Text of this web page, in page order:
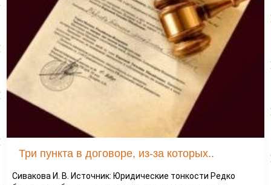
Три пункта в договоре, из-за которых..
Сивакова И. В. Источник: Юридические тонкости Редко